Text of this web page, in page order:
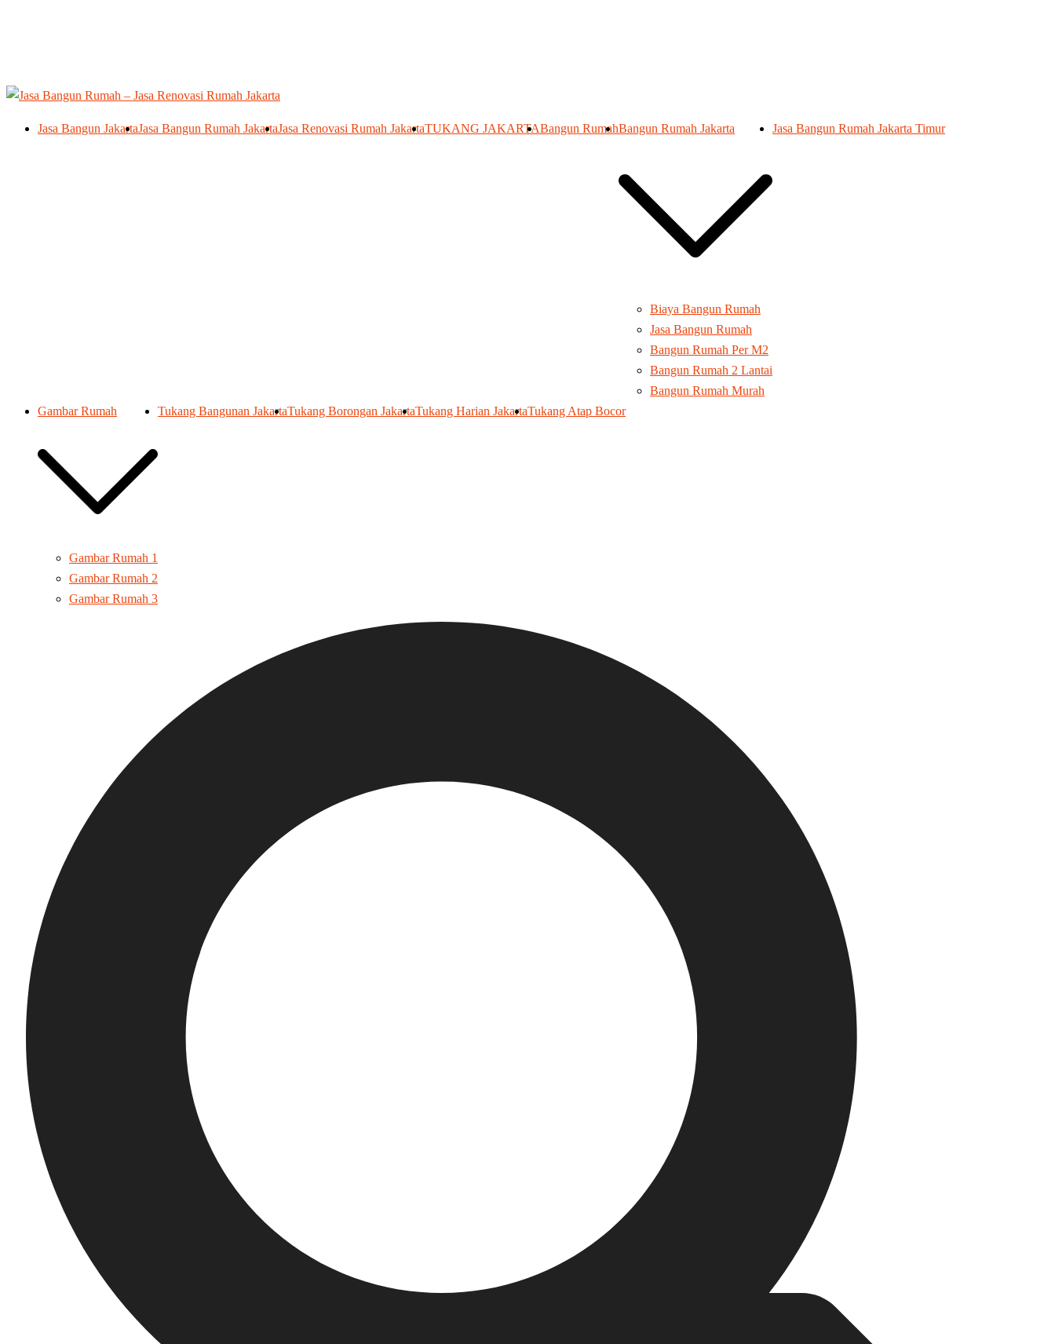
Jasa Bangun JakartaJasa Bangun Rumah JakartaJasa Renovasi Rumah JakartaTUKANG JAKARTABangun RumahBangun Rumah Jakarta
Biaya Bangun Rumah
Jasa Bangun Rumah
Bangun Rumah Per M2
Bangun Rumah 2 Lantai
Bangun Rumah Murah
Jasa Bangun Rumah Jakarta Timur
Gambar Rumah
Gambar Rumah 1
Gambar Rumah 2
Gambar Rumah 3
Tukang Bangunan JakartaTukang Borongan JakartaTukang Harian JakartaTukang Atap Bocor